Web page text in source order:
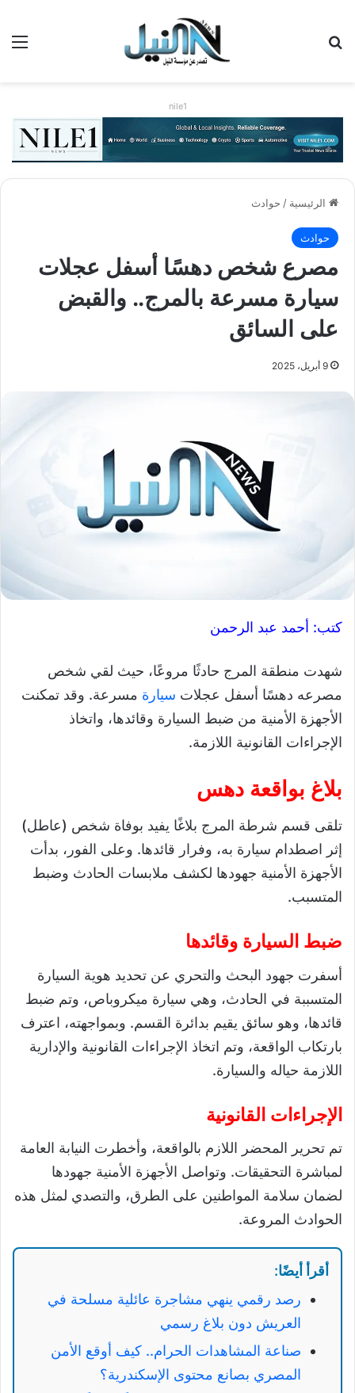
nile1
الرئيسية / حوادث
حوادث
مصرع شخص دهسًا أسفل عجلات
سيارة مسرعة بالمرج.. والقبض
على السائق
9 أبريل، 2025
كتب: أحمد عبد الرحمن
شهدت منطقة المرج حادثًا مروعًا، حيث لقي شخص
مصرعه دهسًا أسفل عجلات سيارة مسرعة. وقد تمكنت
الأجهزة الأمنية من ضبط السيارة وقائدها، واتخاذ
الإجراءات القانونية اللازمة.
بلاغ بواقعة دهس
تلقى قسم شرطة المرج بلاغًا يفيد بوفاة شخص (عاطل)
إثر اصطدام سيارة به، وفرار قائدها. وعلى الفور، بدأت
الأجهزة الأمنية جهودها لكشف ملابسات الحادث وضبط
المتسبب.
ضبط السيارة وقائدها
أسفرت جهود البحث والتحري عن تحديد هوية السيارة
المتسببة في الحادث، وهي سيارة ميكروباص، وتم ضبط
قائدها، وهو سائق يقيم بدائرة القسم. وبمواجهته، اعترف
بارتكاب الواقعة، وتم اتخاذ الإجراءات القانونية والإدارية
اللازمة حياله والسيارة.
الإجراءات القانونية
تم تحرير المحضر اللازم بالواقعة، وأخطرت النيابة العامة
لمباشرة التحقيقات. وتواصل الأجهزة الأمنية جهودها
لضمان سلامة المواطنين على الطرق، والتصدي لمثل هذه
الحوادث المروعة.
أقرأ أيضًا:
رصد رقمي ينهي مشاجرة عائلية مسلحة في
العريش دون بلاغ رسمي
صناعة المشاهدات الحرام.. كيف أوقع الأمن
المصري بصانع محتوى الإسكندرية؟